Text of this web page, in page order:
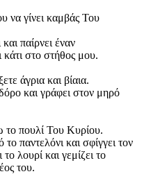
γίνει καμβάς Του
παίρνει έναν
στο στήθος μου.
άγρια και βίαια.
και γράφει στον μηρό
πουλί Του Κυρίου.
παντελόνι και σφίγγει τον
λουρί και γεμίζει το
του.